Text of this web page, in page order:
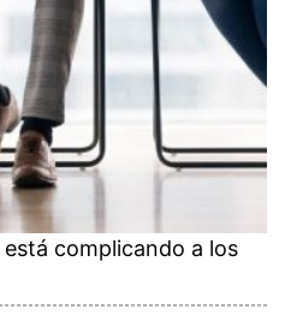
complicando a los